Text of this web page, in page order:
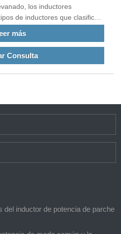
los inductores
de inductores que clasifican
más
Consulta
del inductor de potencia de parche